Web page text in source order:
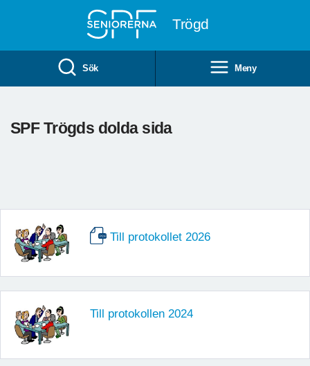
Trögd
Sök Meny
SPF Trögds dolda sida
Till protokollet 2026
Till protokollen 2024